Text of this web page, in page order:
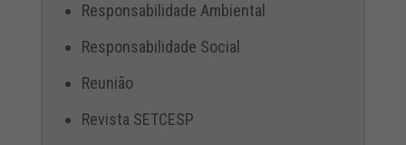
Responsabilidade Ambiental
Responsabilidade Social
Reunião
Revista SETCESP